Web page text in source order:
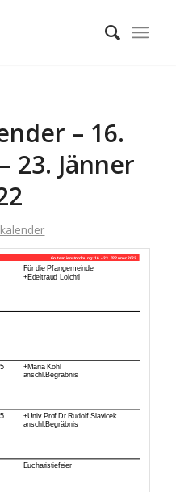
– 16.
23. Jänner